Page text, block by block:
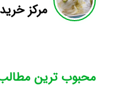
مرکز
محبوب ترین